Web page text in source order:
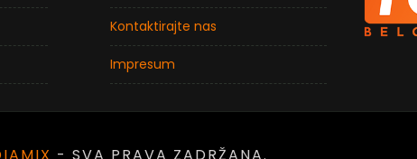
Kontaktirajte nas
Impresum